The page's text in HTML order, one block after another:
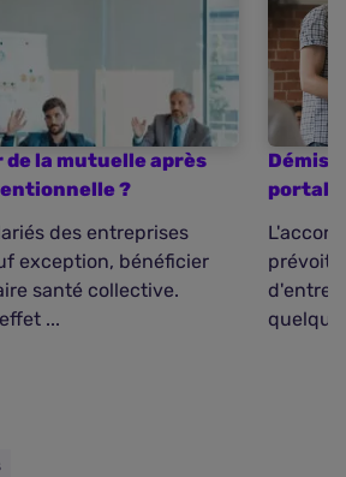
la mutuelle après
?
des entreprises
exception, bénéficier
santé collective.
...
prévoit